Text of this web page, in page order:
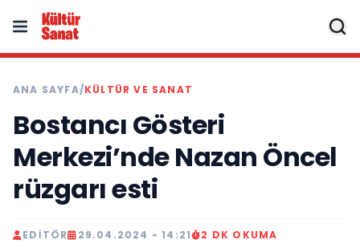
ANA SAYFA/KÜLTÜR VE SANAT
Bostancı Gösteri
Merkezi’nde Nazan Öncel
rüzgarı esti
EDITÖR 29.04.2024 - 14:21 2 DK OKUMA